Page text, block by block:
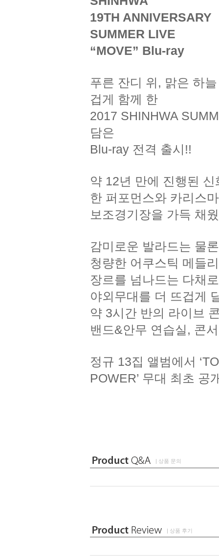
19TH ANNIVERSARY
SUMMER LIVE
“MOVE” Blu-ray
푸른 잔디 위, 맑은 하
겁게 함께 한
2017 SHINHWA
담은
Blu-ray 전격 출시!!
약 12년 만에 진행된
한 퍼포먼스와 카리스
보조경기장을 가득 채
감미로운 발라드는 물
청량한 어쿠스틱 메들
장르를 넘나드는 다채
야외무대를 더 뜨겁게
약 3시간 반의 라이브
밴드&안무 연습실, 콘
정규 13집 앨범에서
POWER’ 무대 최초 공
| 상품 문의
| 상품 후기